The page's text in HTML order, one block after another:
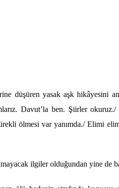
düşüren yasak aşk hikâyesini
Davut’la ben. Şiirler okuruz./
ölmesi var yanımda./ Elimi
ilgiler olduğundan yine de